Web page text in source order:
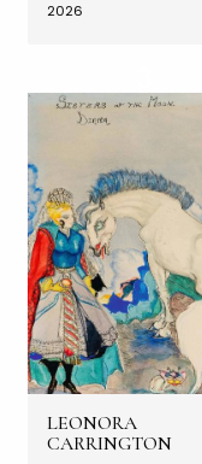
2026
LEONORA
CARRINGTON